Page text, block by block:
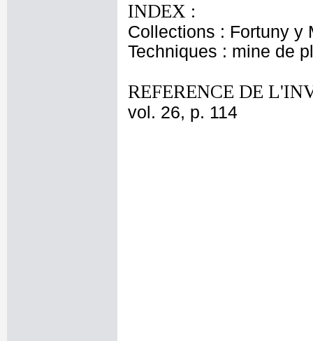
INDEX :
Collections : Fortuny y
Techniques : mine de
REFERENCE DE
vol. 26, p. 114